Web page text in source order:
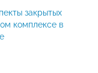
закрытых
комплексе в